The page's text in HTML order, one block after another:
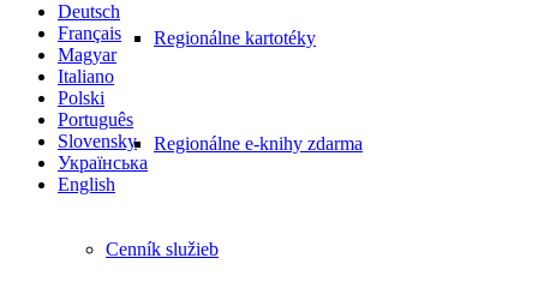
Regionálne kartotéky
Regionálne e-knihy zdarma
Cenník služieb
Deutsch
Français
Magyar
Italiano
Polski
Português
Slovensky
Українська
English